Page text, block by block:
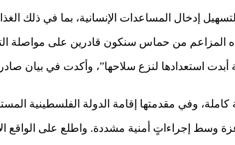
إدخال المساعدات الإنسانية، بما في ذلك
من حماس سنكون قادرين على مواصلة
استعدادها لنزع سلاحها”، وأكدت في بيان
وفي مقدمتها إقامة الدولة الفلسطينية
وسط إجراءاتٍ أمنية مشددة. واطلع على الواقع